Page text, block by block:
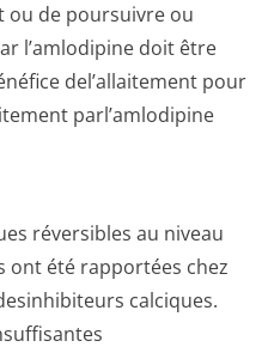
ou de poursuivre ou
l’amlodipine doit être
del’allaitement pour
parl’amlodipine
réversibles au niveau
ont été rapportées chez
calciques.